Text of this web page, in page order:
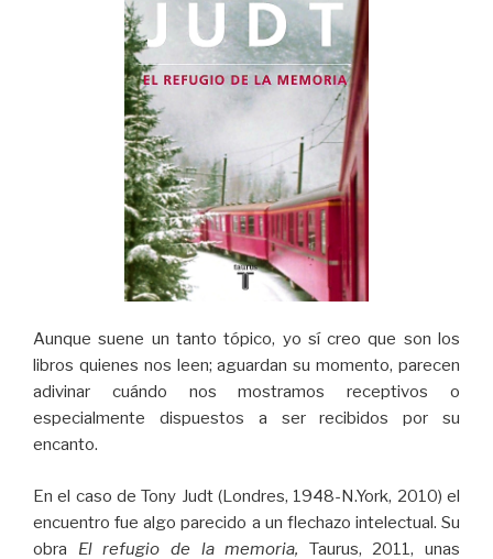
Aunque suene un tanto tópico, yo sí creo que son los
libros quienes nos leen; aguardan su momento, parecen
adivinar cuándo nos mostramos receptivos o
especialmente dispuestos a ser recibidos por su
encanto.
En el caso de Tony Judt (Londres, 1948-N.York, 2010) el
encuentro fue algo parecido a un flechazo intelectual. Su
obra El refugio de la memoria, Taurus, 2011, unas